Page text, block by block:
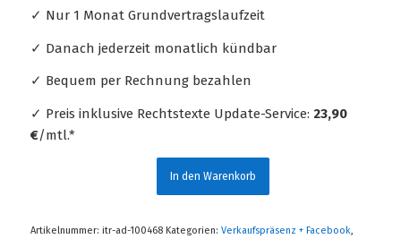
✓ Nur 1 Monat Grundvertragslaufzeit
✓ Danach jederzeit monatlich kündbar
✓ Bequem per Rechnung bezahlen
✓ Preis inklusive Rechtstexte Update-Service: 23,90
€/mtl.*
In den Warenkorb
Artikelnummer: itr-ad-100468 Kategorien: Verkaufspräsenz + Facebook,